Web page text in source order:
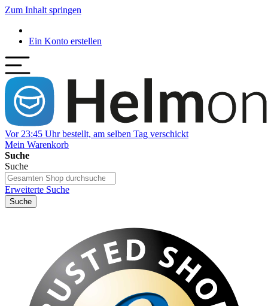
Zum Inhalt springen
Ein Konto erstellen
Vor 23:45 Uhr bestellt, am selben Tag verschickt
Mein Warenkorb
Suche
Suche
Erweiterte Suche
Suche